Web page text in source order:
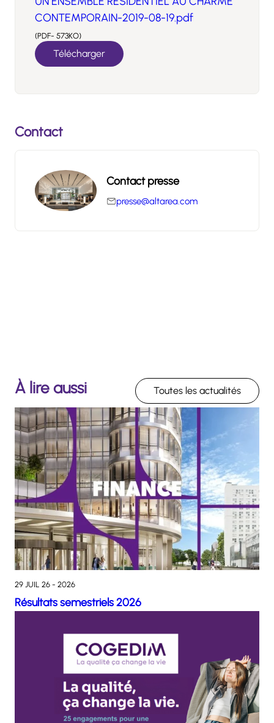
CONTEMPORAIN-2019-08-19.pdf
(PDF- 573KO)
Télécharger
Contact
Contact presse
presse@altarea.com
À lire aussi Toutes les actualités
29 JUIL 26 - 2026
Résultats semestriels 2026